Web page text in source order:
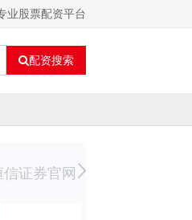
业股票配资平台
配资搜索
信证券官网